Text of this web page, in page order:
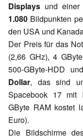
Displays und
1.080 Bildpunkten
den USA und
Der Preis für das
(2,66 GHz), 4
500-GByte-HDD
Dollar, das sind
Spacebook 17 mit
GByte RAM kostet
Euro).
Die Bildschirme